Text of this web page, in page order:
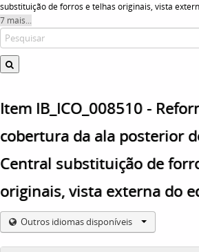
substituição de forros e telhas originais, vista
7 mais...
Item IB_ICO_008510 -
cobertura da ala posterior
Central substituição de
originais, vista externa do
Outros idiomas disponíveis